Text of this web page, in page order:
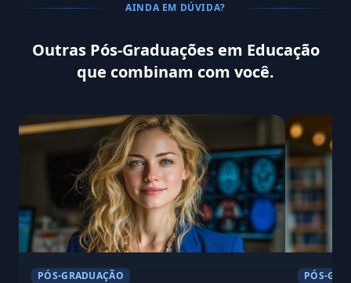
AINDA EM DÚVIDA?
Outras Pós-Graduações em Educação
que combinam com você.
PÓS-GRADUAÇÃO PÓS-